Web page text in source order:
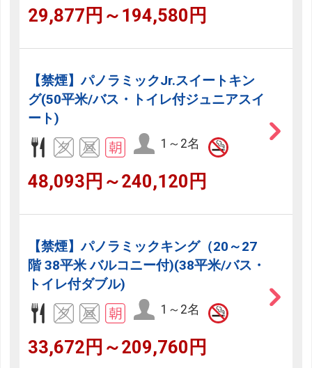
29,877円～194,580円
【禁煙】パノラミックJr.スイートキン
グ(50平米/バス・トイレ付ジュニアスイ
ート)
1～2名
48,093円～240,120円
【禁煙】パノラミックキング（20～27
階 38平米 バルコニー付)(38平米/バス・
トイレ付ダブル)
1～2名
33,672円～209,760円